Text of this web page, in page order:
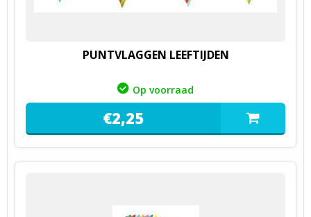
PUNTVLAGGEN LEEFTIJDEN
Op voorraad
€2,25